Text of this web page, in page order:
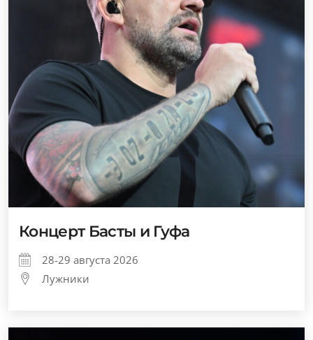
Концерт Басты и Гуфа
28-29 августа 2026
Лужники